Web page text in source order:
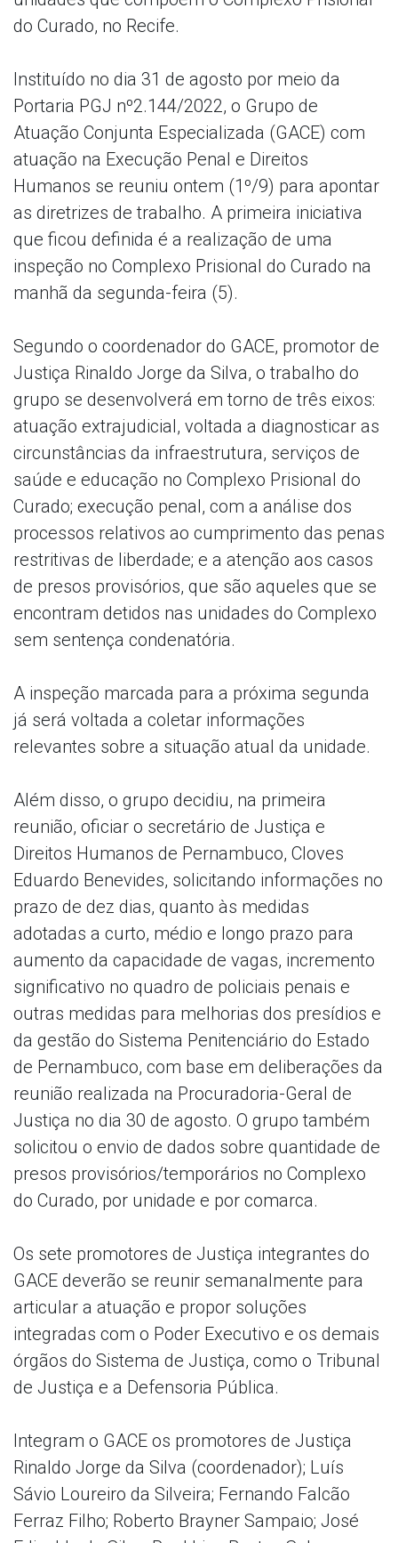
do Curado, no Recife.
Instituído no dia 31 de agosto por meio da
Portaria PGJ nº2.144/2022, o Grupo de
Atuação Conjunta Especializada (GACE) com
atuação na Execução Penal e Direitos
Humanos se reuniu ontem (1º/9) para apontar
as diretrizes de trabalho. A primeira iniciativa
que ficou definida é a realização de uma
inspeção no Complexo Prisional do Curado na
manhã da segunda-feira (5).
Segundo o coordenador do GACE, promotor de
Justiça Rinaldo Jorge da Silva, o trabalho do
grupo se desenvolverá em torno de três eixos:
atuação extrajudicial, voltada a diagnosticar as
circunstâncias da infraestrutura, serviços de
saúde e educação no Complexo Prisional do
Curado; execução penal, com a análise dos
processos relativos ao cumprimento das penas
restritivas de liberdade; e a atenção aos casos
de presos provisórios, que são aqueles que se
encontram detidos nas unidades do Complexo
sem sentença condenatória.
A inspeção marcada para a próxima segunda
já será voltada a coletar informações
relevantes sobre a situação atual da unidade.
Além disso, o grupo decidiu, na primeira
reunião, oficiar o secretário de Justiça e
Direitos Humanos de Pernambuco, Cloves
Eduardo Benevides, solicitando informações no
prazo de dez dias, quanto às medidas
adotadas a curto, médio e longo prazo para
aumento da capacidade de vagas, incremento
significativo no quadro de policiais penais e
outras medidas para melhorias dos presídios e
da gestão do Sistema Penitenciário do Estado
de Pernambuco, com base em deliberações da
reunião realizada na Procuradoria-Geral de
Justiça no dia 30 de agosto. O grupo também
solicitou o envio de dados sobre quantidade de
presos provisórios/temporários no Complexo
do Curado, por unidade e por comarca.
Os sete promotores de Justiça integrantes do
GACE deverão se reunir semanalmente para
articular a atuação e propor soluções
integradas com o Poder Executivo e os demais
órgãos do Sistema de Justiça, como o Tribunal
de Justiça e a Defensoria Pública.
Integram o GACE os promotores de Justiça
Rinaldo Jorge da Silva (coordenador); Luís
Sávio Loureiro da Silveira; Fernando Falcão
Ferraz Filho; Roberto Brayner Sampaio; José